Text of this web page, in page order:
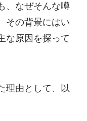
、なぜそんな噂
その背景にはい
な原因を探って
理由として、以